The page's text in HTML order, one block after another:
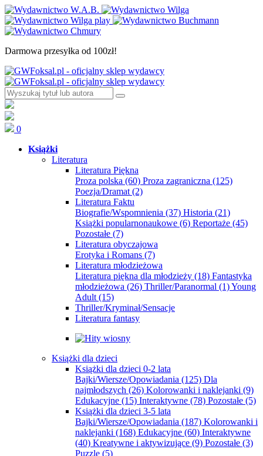
Darmowa przesyłka od 100zł!
0
Książki
Literatura
Literatura Piękna
Proza polska (60) Proza zagraniczna (125)
Poezja/Dramat (2)
Literatura Faktu
Biografie/Wspomnienia (37) Historia (21)
Książki popularnonaukowe (6) Reportaże (45)
Pozostałe (7)
Literatura obyczajowa
Erotyka i Romans (7)
Literatura młodzieżowa
Literatura piękna dla młodzieży (18) Fantastyka
młodzieżowa (26) Thriller/Paranormal (1)Young
Adult (15)
Thriller/Kryminał/Sensacje
Literatura fantasy
Książki dla dzieci
Książki dla dzieci 0-2 lata
Bajki/Wiersze/Opowiadania (125) Dla
najmłodszych (26) Kolorowanki i naklejanki (9)
Edukacyjne (15) Interaktywne (78) Pozostałe (5)
Książki dla dzieci 3-5 lata
Bajki/Wiersze/Opowiadania (187) Kolorowanki i
naklejanki (168) Edukacyjne (60) Interaktywne
(40) Kreatywne i aktywizujące (9) Pozostałe (3)
Puzzle (5)